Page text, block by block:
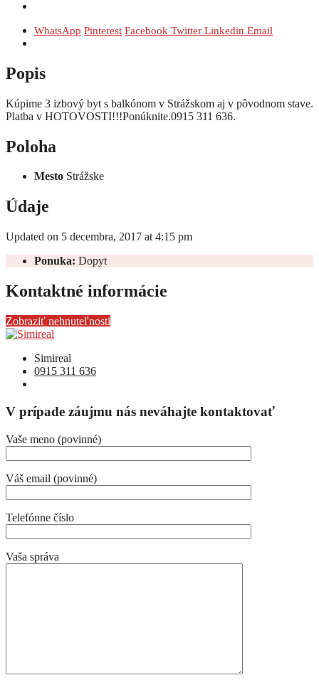
WhatsApp Pinterest Facebook Twitter Linkedin Email
Popis
Kúpime 3 izbový byt s balkónom v Strážskom aj v pôvodnom stave.
Platba v HOTOVOSTI!!!Ponúknite.0915 311 636.
Poloha
Mesto Strážske
Údaje
Updated on 5 decembra, 2017 at 4:15 pm
Ponuka: Dopyt
Kontaktné informácie
Zobraziť nehnuteľnosti
Simireal
0915 311 636
V prípade záujmu nás neváhajte kontaktovať
Vaše meno (povinné)
Váš email (povinné)
Telefónne číslo
Vaša správa